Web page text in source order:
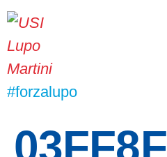
#forzalupo